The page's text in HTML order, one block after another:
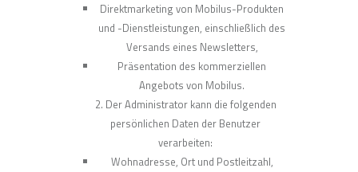
Direktmarketing von Mobilus-Produkten
und -Dienstleistungen, einschließlich des
Versands eines Newsletters,
Präsentation des kommerziellen
Angebots von Mobilus.
Der Administrator kann die folgenden
persönlichen Daten der Benutzer
verarbeiten:
Wohnadresse, Ort und Postleitzahl,